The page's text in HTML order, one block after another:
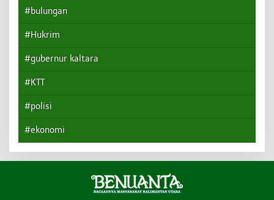
#bulungan
#Hukrim
#gubernur kaltara
#KTT
#polisi
#ekonomi